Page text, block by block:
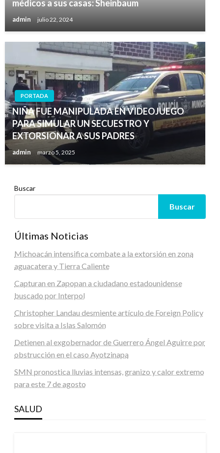
médicos a sus casas: Sheinbaum
admin julio 22, 2024
PORTADA
NIÑA FUE MANIPULADA EN VIDEOJUEGO
PARA SIMULAR UN SECUESTRO Y
EXTORSIONAR A SUS PADRES
admin marzo 5, 2025
Buscar
Buscar
Últimas Noticias
Michoacán intensifica combate a la extorsión en zona
aguacatera y Tierra Caliente
Capturan en Zapopan a ciudadano estadounidense
buscado por Interpol
Christopher Landau desmiente artículo de Foreign Policy
sobre visita a Islas Salomón
Detienen al exgobernador de Guerrero Ángel Aguirre por
obstrucción en el caso Ayotzinapa
SMN pronostica lluvias intensas, granizo y calor extremo
para este 7 de agosto
SALUD